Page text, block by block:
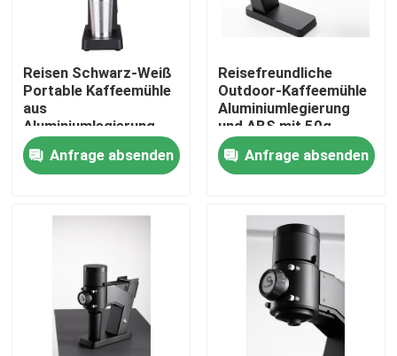
Über uns
Fabrik-Ausflug
Qualitätskontrolle
Treten Sie mit uns in Verbindung
Kaffeebohneschleifer
Burr Coffee Grinder
Reisen Schwarz-Weiß
Portable Kaffeemühle
aus
Aluminiumlegierung
und ABS
Anfrage absenden
Reisefreundliche
Outdoor-Kaffeemühle
Aluminiumlegierung
und ABS mit 50g
Schleifleistung
Anfrage absenden